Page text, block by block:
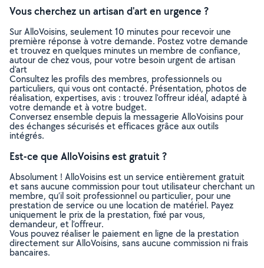
Vous cherchez un artisan d'art en urgence ?
Sur AlloVoisins, seulement 10 minutes pour recevoir une
première réponse à votre demande. Postez votre demande
et trouvez en quelques minutes un membre de confiance,
autour de chez vous, pour votre besoin urgent de artisan
d'art
Consultez les profils des membres, professionnels ou
particuliers, qui vous ont contacté. Présentation, photos de
réalisation, expertises, avis : trouvez l'offreur idéal, adapté à
votre demande et à votre budget.
Conversez ensemble depuis la messagerie AlloVoisins pour
des échanges sécurisés et efficaces grâce aux outils
intégrés.
Est-ce que AlloVoisins est gratuit ?
Absolument ! AlloVoisins est un service entièrement gratuit
et sans aucune commission pour tout utilisateur cherchant un
membre, qu’il soit professionnel ou particulier, pour une
prestation de service ou une location de matériel. Payez
uniquement le prix de la prestation, fixé par vous,
demandeur, et l’offreur.
Vous pouvez réaliser le paiement en ligne de la prestation
directement sur AlloVoisins, sans aucune commission ni frais
bancaires.